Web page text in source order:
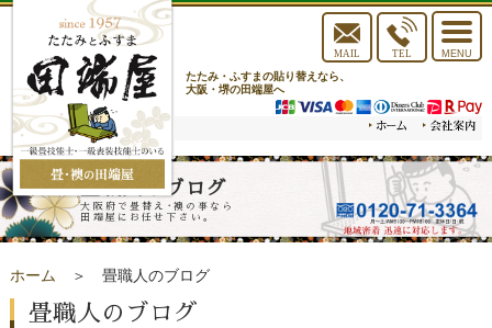
MAIL TEL
toggle
MENU
たたみ・ふすまの貼り替えなら、
大阪・堺の田端屋へ
畳職人のブログ
大阪府で畳替え･襖の事なら
田端屋にお任せ下さい。
ホーム ＞ 畳職人のブログ
畳職人のブログ